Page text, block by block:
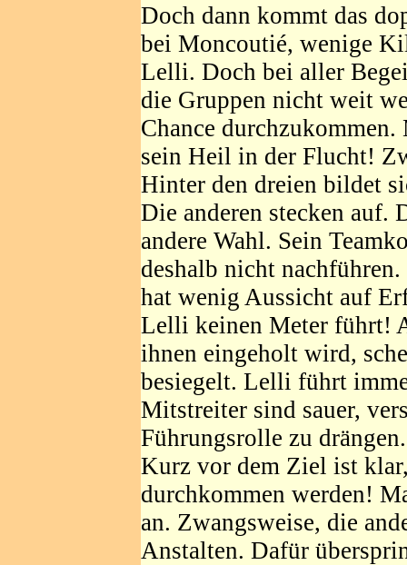
Doch dann kommt das
bei Moncoutié, wenige
Lelli. Doch bei aller
die Gruppen nicht weit
Chance
sein Heil in der Flucht!
Hinter den dreien bildet
Die anderen stecken auf.
andere Wahl. Sein
deshalb nicht
hat wenig Aussicht auf
Lelli keinen Meter führt!
ihnen eingeholt wird,
besiegelt. Lelli führt
Mitstreiter sind sauer,
Führungsrolle zu
Kurz vor dem Ziel ist
durchkommen werden!
an. Zwangsweise, die
Anstalten. Dafür